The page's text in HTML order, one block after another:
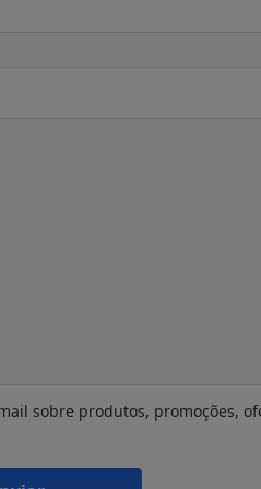
sobre produtos, promoções,